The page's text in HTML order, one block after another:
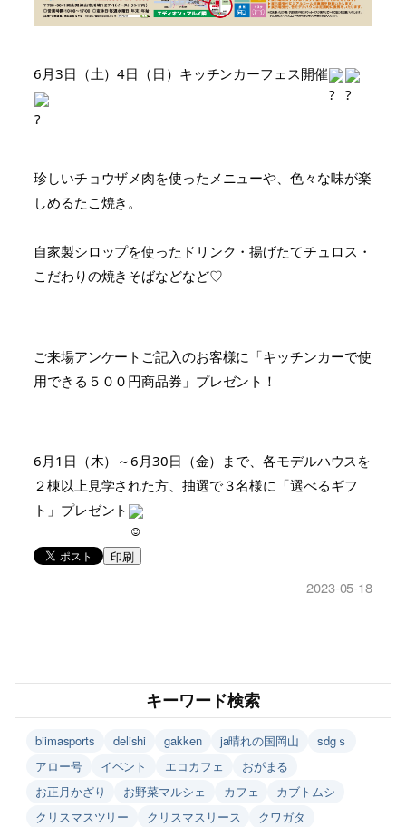
6月3日（土）4日（日）キッチンカーフェス開催
珍しいチョウザメ肉を使ったメニューや、色々な味が楽
しめるたこ焼き。
自家製シロップを使ったドリンク・揚げたてチュロス・
こだわりの焼きそばなどなど♡
ご来場アンケートご記入のお客様に「キッチンカーで使
用できる５００円商品券」プレゼント！
6月1日（木）～6月30日（金）まで、各モデルハウスを
２棟以上見学された方、抽選で３名様に「選べるギフ
ト」プレゼント
印刷
2023-05-18
キーワード検索
biimasports delishi gakken ja晴れの国岡山
sdgｓ
アロー号
イベント エコカフェ
おがまる
お正月かざり
お野菜マルシェ カフェ
カブトムシ
クリスマスツリー
クリスマスリース
クワガタ